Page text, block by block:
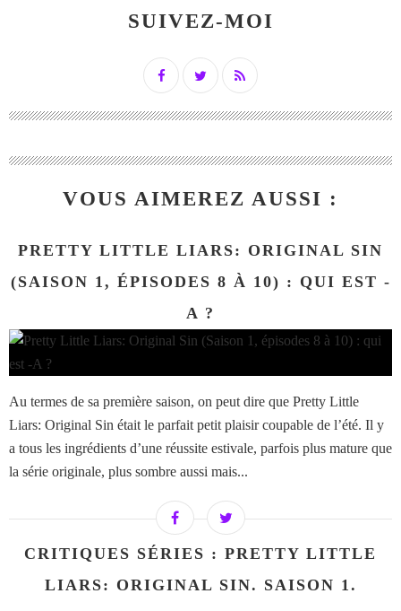
SUIVEZ-MOI
VOUS AIMEREZ AUSSI :
PRETTY LITTLE LIARS: ORIGINAL SIN
(SAISON 1, ÉPISODES 8 À 10) : QUI EST -
A ?
Au termes de sa première saison, on peut dire que Pretty Little
Liars: Original Sin était le parfait petit plaisir coupable de l’été. Il y
a tous les ingrédients d’une réussite estivale, parfois plus mature que
la série originale, plus sombre aussi mais...
CRITIQUES SÉRIES : PRETTY LITTLE
LIARS: ORIGINAL SIN. SAISON 1.